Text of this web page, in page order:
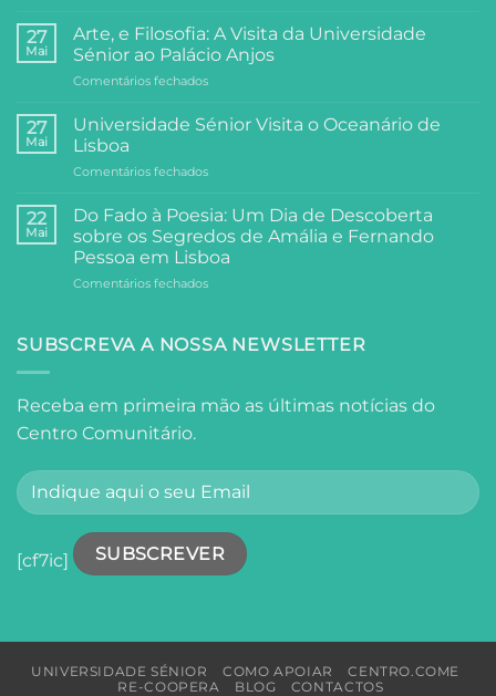
do
Centro
Comunitário:
Dois
de
e
27
Mai
Arte, e Filosofia: A Visita da Universidade
Sénior ao Palácio Anjos
Comentários fechadosem
e
Visita
Universidade
Sénior
Palácio
Anjos
27
Mai
Universidade Sénior Visita o Oceanário de
Lisboa
Comentários fechadosem
Sénior
Visita
o
Oceanário
de
22
Mai
Do Fado à Poesia: Um Dia de Descoberta
sobre os Segredos de Amália e Fernando
Pessoa em Lisboa
Comentários fechadosem
à
Dia
de
os
Segredos
e
Fernando
SUBSCREVA A NOSSA NEWSLETTER
Receba em primeira mão as últimas notícias do
Centro Comunitário.
[cf7ic]
UNIVERSIDADE SÉNIOR COMO APOIAR
CENTRO.COME
RE-COOPERA
BLOG CONTACTOS